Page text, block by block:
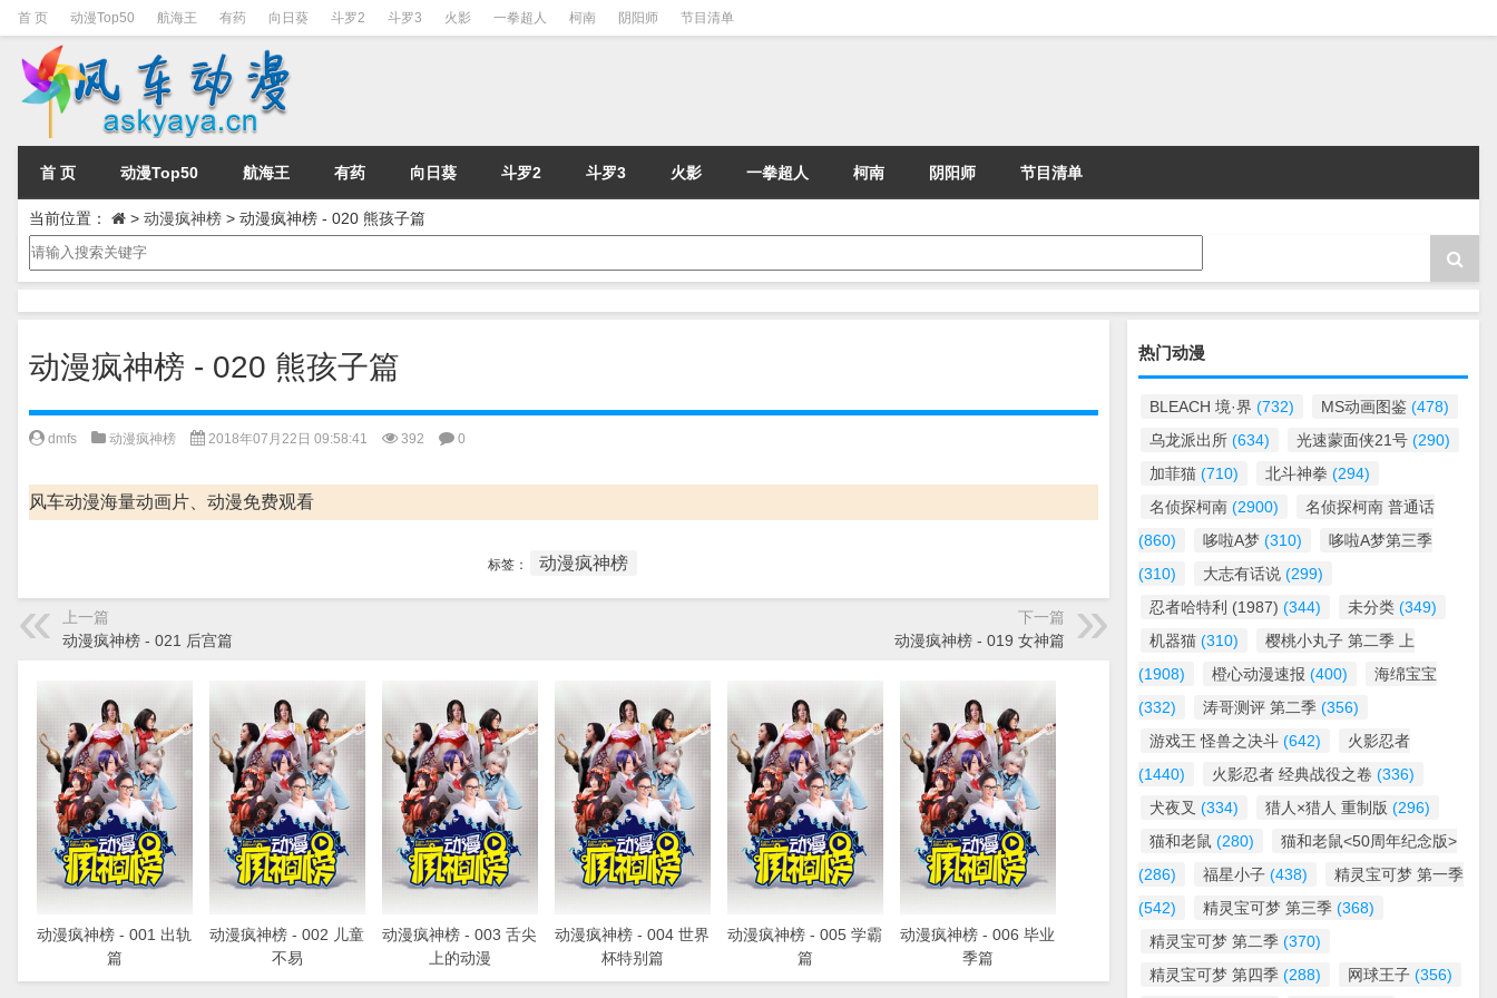
首 页 动漫Top50 航海王 有药 向日葵 斗罗2 斗罗3 火影 一拳超人 柯南 阴阳师 节目清单
首 页 动漫Top50 航海王 有药 向日葵 斗罗2 斗罗3 火影 一拳超人 柯南 阴阳师 节目清单
当前位置： > 动漫疯神榜 > 动漫疯神榜 - 020 熊孩子篇
动漫疯神榜 - 020 熊孩子篇
dmfs 动漫疯神榜 2018年07月22日 09:58:41 392 0
风车动漫海量动画片、动漫免费观看
标签： 动漫疯神榜
上一篇
动漫疯神榜 - 021 后宫篇
下一篇
动漫疯神榜 - 019 女神篇
动漫疯神榜 - 001 出轨
篇
动漫疯神榜 - 002 儿童
不易
动漫疯神榜 - 003 舌尖
上的动漫
动漫疯神榜 - 004 世界
杯特别篇
动漫疯神榜 - 005 学霸
篇
动漫疯神榜 - 006 毕业
季篇
热门动漫
BLEACH 境·界 (732) MS动画图鉴 (478)
乌龙派出所 (634) 光速蒙面侠21号 (290)
加菲猫 (710) 北斗神拳 (294)
名侦探柯南 (2900)
名侦探柯南 普通话
(860)
哆啦A梦 (310)
哆啦A梦第三季
(310)
大志有话说 (299)
忍者哈特利 (1987) (344) 未分类 (349)
机器猫 (310)
樱桃小丸子 第二季 上
(1908)
橙心动漫速报 (400)
海绵宝宝
(332)
涛哥测评 第二季 (356)
游戏王 怪兽之决斗 (642)
火影忍者
(1440)
火影忍者 经典战役之卷 (336)
犬夜叉 (334) 猎人×猎人 重制版 (296)
猫和老鼠 (280)
猫和老鼠<50周年纪念版>
(286)
福星小子 (438)
精灵宝可梦 第一季
(542)
精灵宝可梦 第三季 (368)
精灵宝可梦 第二季 (370)
精灵宝可梦 第四季 (288) 网球王子 (356)